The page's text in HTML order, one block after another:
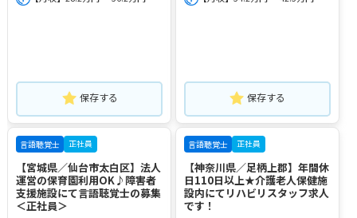
保存する 保存する
言語聴覚士 正社員
【宮城県／仙台市太白区】法人
運営の保育園利用OK♪障害者
支援施設にて言語聴覚士の募集
＜正社員＞
言語聴覚士 正社員
【神奈川県／足柄上郡】年間休
日110日以上★介護老人保健施
設内にてリハビリスタッフ求人
です！